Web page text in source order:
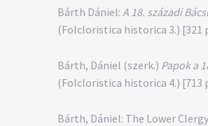
Bárth Dániel: A 18. századi
(Folcloristica historica 3.) [321
Bárth, Dániel (szerk.) Papok a
(Folcloristica historica 4.) [713
Bárth, Dániel: The Lower